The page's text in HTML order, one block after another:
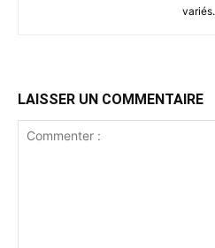
variés.
LAISSER UN COMMENTAIRE